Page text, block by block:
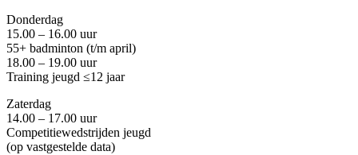
Donderdag
15.00 – 16.00 uur
55+ badminton (t/m april)
18.00 – 19.00 uur
Training jeugd ≤12 jaar
Zaterdag
14.00 – 17.00 uur
Competitiewedstrijden jeugd
(op vastgestelde data)